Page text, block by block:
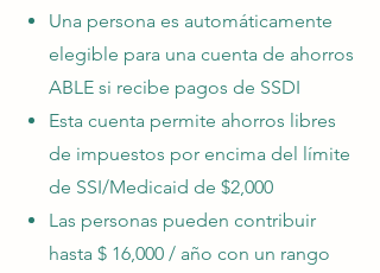
Una persona es automáticamente
elegible para una cuenta de ahorros
ABLE si recibe pagos de SSDI
Esta cuenta permite ahorros libres
de impuestos por encima del límite
de SSI/Medicaid de $2,000
Las personas pueden contribuir
hasta $ 16,000 / año con un rango